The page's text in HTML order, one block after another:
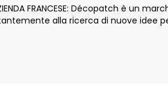
FRANCESE: Décopatch è un
alla ricerca di nuove idee